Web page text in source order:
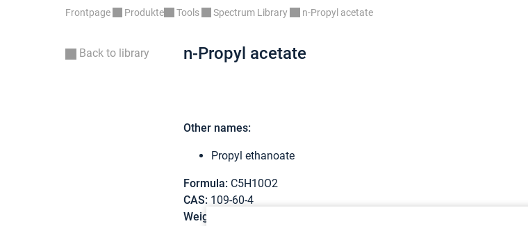
Frontpage Produkte Tools Spectrum Library n-Propyl acetate
Back to library n-Propyl acetate
Other names:
Propyl ethanoate
Formula: C5H10O2
CAS: 109-60-4
Weight: